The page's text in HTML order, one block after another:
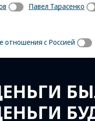
Павел Тарасенко
отношения с Россией